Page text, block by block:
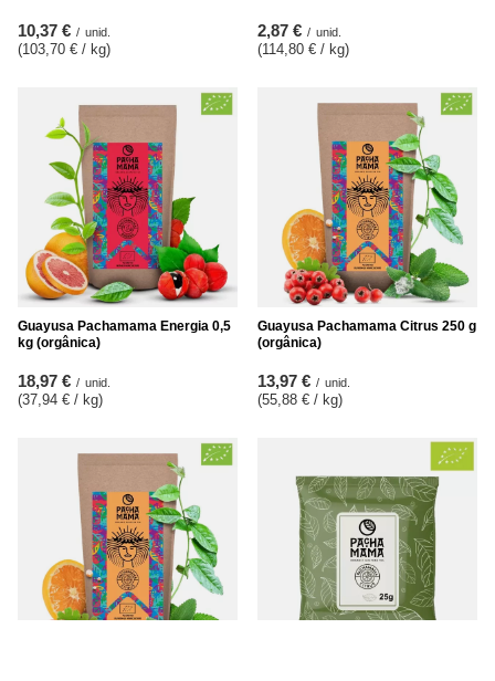
10,37 € / unid.
(103,70 € / kg)
2,87 € / unid.
(114,80 € / kg)
Guayusa Pachamama Energia 0,5
kg (orgânica)
18,97 € / unid.
(37,94 € / kg)
Guayusa Pachamama Citrus 250 g
(orgânica)
13,97 € / unid.
(55,88 € / kg)